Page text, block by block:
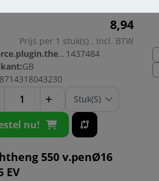
8,94
Prijs per 1 stuk(s) , Incl. BTW
dimerce.plugin.theme.productnr: 1437484
GB
8714318043230
+
nu!
550 v.penØ16
EV